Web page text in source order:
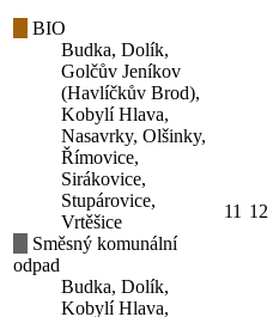
BIO
Budka, Dolík,
Golčův Jeníkov
(Havlíčkův Brod),
Kobylí Hlava,
Nasavrky, Olšinky,
Římovice,
Sirákovice,
Stupárovice,
Vrtěšice
Směsný komunální
odpad
Budka, Dolík,
Kobylí Hlava,
11 12